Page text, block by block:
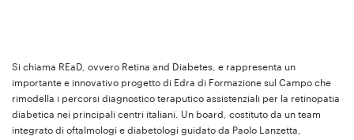
Si chiama REaD, ovvero Retina and Diabetes, e rappresenta un
importante e innovativo progetto di Edra di Formazione sul Campo che
rimodella i percorsi diagnostico teraputico assistenziali per la retinopatia
diabetica nei principali centri italiani. Un board, costituto da un team
integrato di oftalmologi e diabetologi guidato da Paolo Lanzetta,